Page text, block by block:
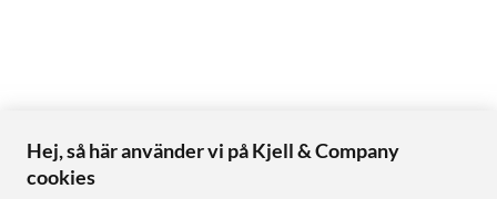
Hej, så här använder vi på Kjell & Company
cookies